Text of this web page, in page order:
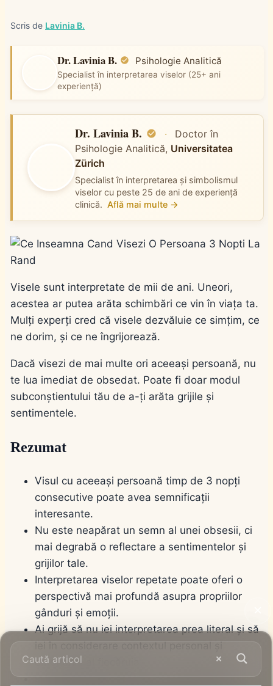
Scris de Lavinia B.
Dr. Lavinia B. Psihologie Analitică
Specialist în interpretarea viselor (25+ ani
experiență)
Dr. Lavinia B. ·
Doctor în
Psihologie Analitică, Universitatea
Zürich
Specialist în interpretarea și simbolismul
viselor cu peste 25 de ani de experiență
clinică. Află mai multe →
Visele sunt interpretate de mii de ani. Uneori,
acestea ar putea arăta schimbări ce vin în viața ta.
Mulți experți cred că visele dezvăluie ce simțim, ce
ne dorim, și ce ne îngrijorează.
Dacă visezi de mai multe ori aceeași persoană, nu
te lua imediat de obsedat. Poate fi doar modul
subconștientului tău de a-ți arăta grijile și
sentimentele.
Rezumat
Visul cu aceeași persoană timp de 3 nopți
consecutive poate avea semnificații
interesante.
Nu este neapărat un semn al unei obsesii, ci
mai degrabă o reflectare a sentimentelor și
grijilor tale.
Interpretarea viselor repetate poate oferi o
perspectivă mai profundă asupra propriilor
gânduri și emoții.
Ai grijă să nu iei interpretarea prea literal și să
iei în considerare contextul personal și
emoțional al fiecăruia.
Prin înțelegerea viselor, poți obține indicii